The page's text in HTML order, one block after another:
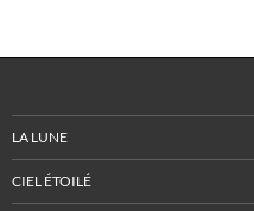
LA LUNE
CIEL ÉTOILÉ